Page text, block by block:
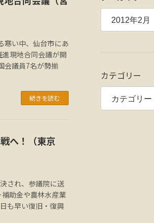
寒い中、仙台市にあ
現地合同会議が開
会議員7名が勢揃
続きを読む
へ！（東京
され、参議院に送
助金や農林水産業
も早い復旧・復興
カテゴリー